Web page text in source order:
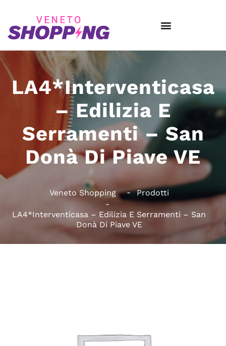
LA4*Interventicasa
– Edilizia E
Serramenti – San
Donà Di Piave VE
Veneto Shopping Prodotti
LA4*Interventicasa – Edilizia E Serramenti – San
Donà Di Piave VE